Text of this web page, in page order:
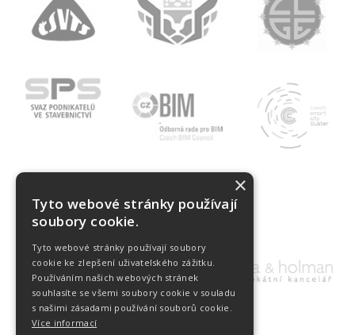
NAŠI PARTNEŘI
×
Tyto webové stránky používají
soubory cookie.
Tyto webové stránky používají soubory
cookie ke zlepšení uživatelského zážitku.
Používáním našich webových stránek
souhlasíte se všemi soubory cookie v souladu
s našimi zásadami používání souborů cookie.
Více informací